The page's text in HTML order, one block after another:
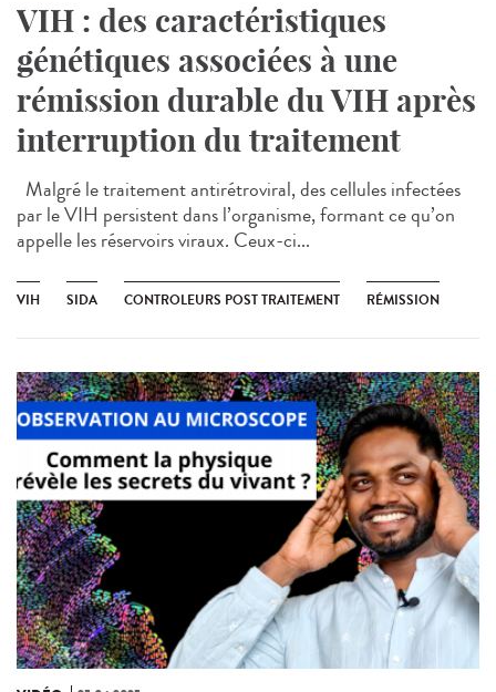
VIH : des caractéristiques
génétiques associées à une
rémission durable du VIH après
interruption du traitement
Malgré le traitement antirétroviral, des cellules infectées
par le VIH persistent dans l’organisme, formant ce qu’on
appelle les réservoirs viraux. Ceux-ci...
VIH SIDA CONTROLEURS POST TRAITEMENT RÉMISSION